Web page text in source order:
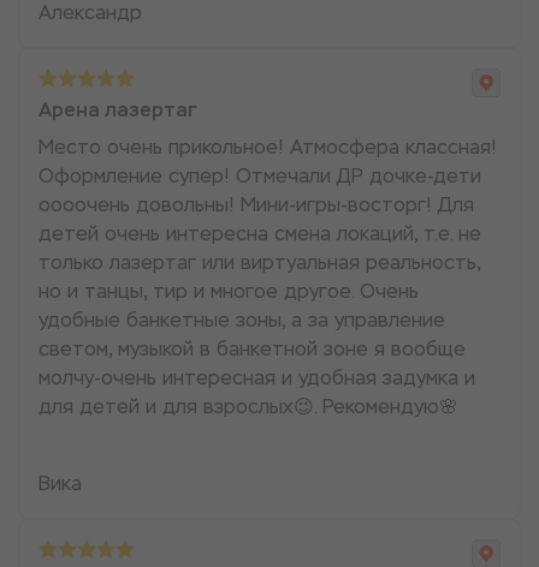
Александр
Арена лазертаг
Место очень прикольное! Атмосфера классная!
Оформление супер! Отмечали ДР дочке-дети
оооочень довольны! Мини-игры-восторг! Для
детей очень интересна смена локаций, т.е. не
только лазертаг или виртуальная реальность,
но и танцы, тир и многое другое. Очень
удобные банкетные зоны, а за управление
светом, музыкой в банкетной зоне я вообще
молчу-очень интересная и удобная задумка и
для детей и для взрослых😉. Рекомендую🌸
Вика